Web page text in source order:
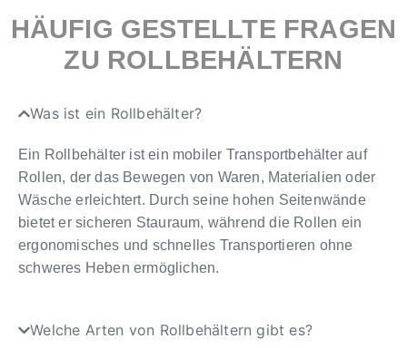
HÄUFIG GESTELLTE FRAGEN
ZU ROLLBEHÄLTERN
Was ist ein Rollbehälter?
Ein Rollbehälter ist ein mobiler Transportbehälter auf
Rollen, der das Bewegen von Waren, Materialien oder
Wäsche erleichtert. Durch seine hohen Seitenwände
bietet er sicheren Stauraum, während die Rollen ein
ergonomisches und schnelles Transportieren ohne
schweres Heben ermöglichen.
Welche Arten von Rollbehältern gibt es?